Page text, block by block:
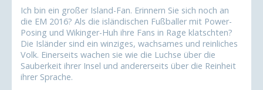
Ich bin ein großer Island-Fan. Erinnern Sie sich noch an
die EM 2016? Als die isländischen Fußballer mit Power-
Posing und Wikinger-Huh ihre Fans in Rage klatschten?
Die Isländer sind ein winziges, wachsames und reinliches
Volk. Einerseits wachen sie wie die Luchse über die
Sauberkeit ihrer Insel und andererseits über die Reinheit
ihrer Sprache.